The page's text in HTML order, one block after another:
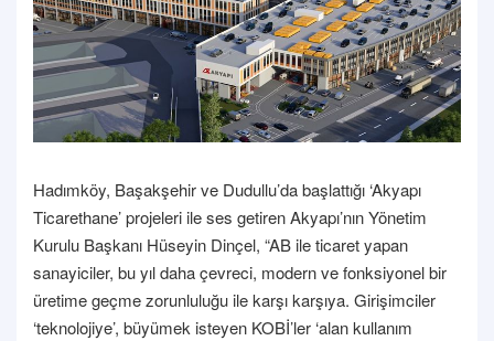
Hadımköy, Başakşehir ve Dudullu’da başlattığı ‘Akyapı
Ticarethane’ projeleri ile ses getiren Akyapı’nın Yönetim
Kurulu Başkanı Hüseyin Dinçel, “AB ile ticaret yapan
sanayiciler, bu yıl daha çevreci, modern ve fonksiyonel bir
üretime geçme zorunluluğu ile karşı karşıya. Girişimciler
‘teknolojiye’, büyümek isteyen KOBİ’ler ‘alan kullanım